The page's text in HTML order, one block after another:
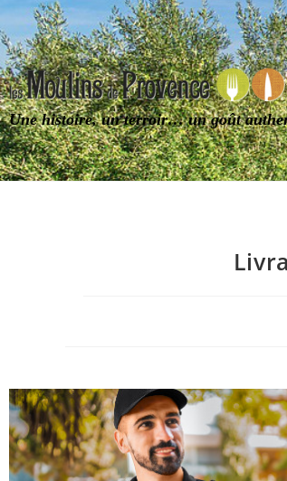
Une histoire, un terroir… un goût